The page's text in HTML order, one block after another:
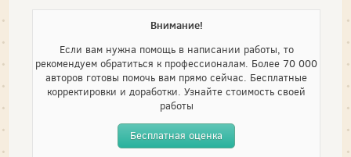
Внимание!
Если вам нужна помощь в написании работы, то
рекомендуем обратиться к профессионалам. Более 70 000
авторов готовы помочь вам прямо сейчас. Бесплатные
корректировки и доработки. Узнайте стоимость своей
работы
Бесплатная оценка